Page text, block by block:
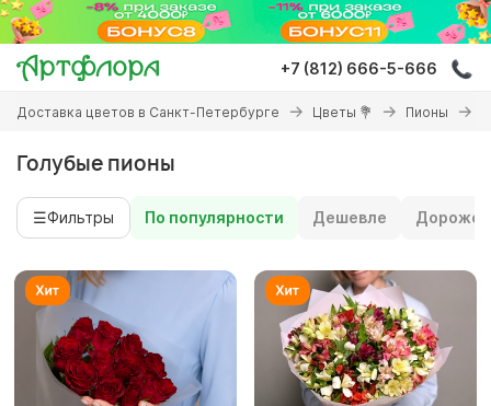
Перейти
основному
содержанию
+7 (812) 666-5-666
Вы
здесь
Доставка цветов в Санкт-Петербурге Цветы 💐 Пионы
Голубые пионы
☰Фильтры По популярности Дешевле Дороже